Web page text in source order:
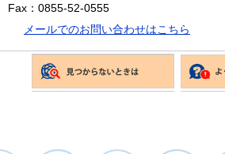
Fax：0855-52-0555
メールでのお問い合わせはこちら